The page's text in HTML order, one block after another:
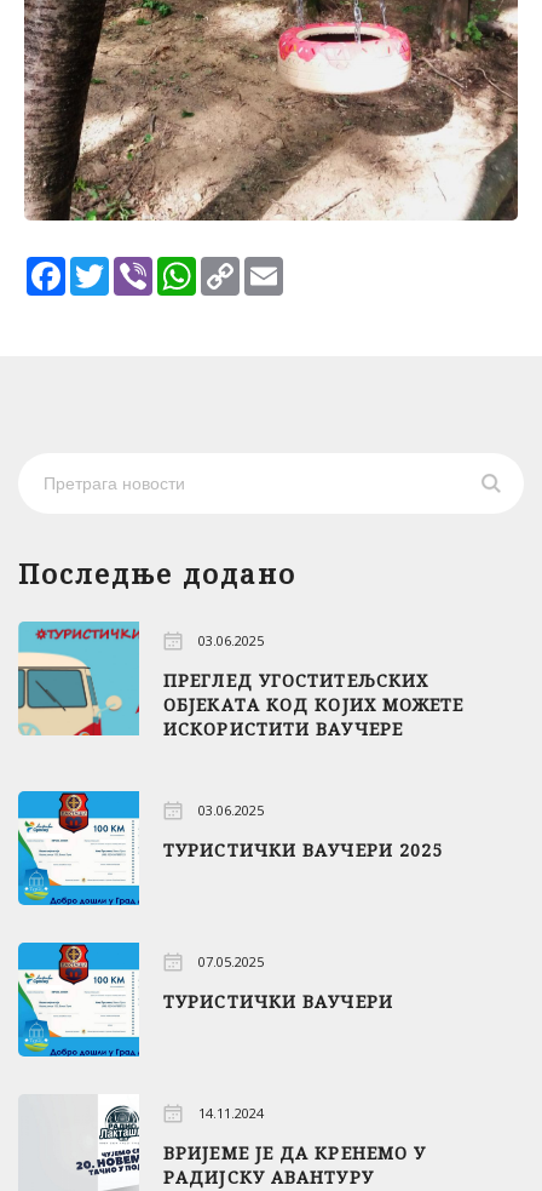
Facebook
TwitterViber WhatsApp
Copy
Link
Последње додано
03.06.2025
ПРЕГЛЕД УГОСТИТЕЉСКИХ
ОБЈЕКАТА КОД КОЈИХ МОЖЕТЕ
ИСКОРИСТИТИ ВАУЧЕРЕ
03.06.2025
ТУРИСТИЧКИ ВАУЧЕРИ 2025
07.05.2025
ТУРИСТИЧКИ ВАУЧЕРИ
14.11.2024
ВРИЈЕМЕ ЈЕ ДА КРЕНЕМО У
РАДИЈСКУ АВАНТУРУ